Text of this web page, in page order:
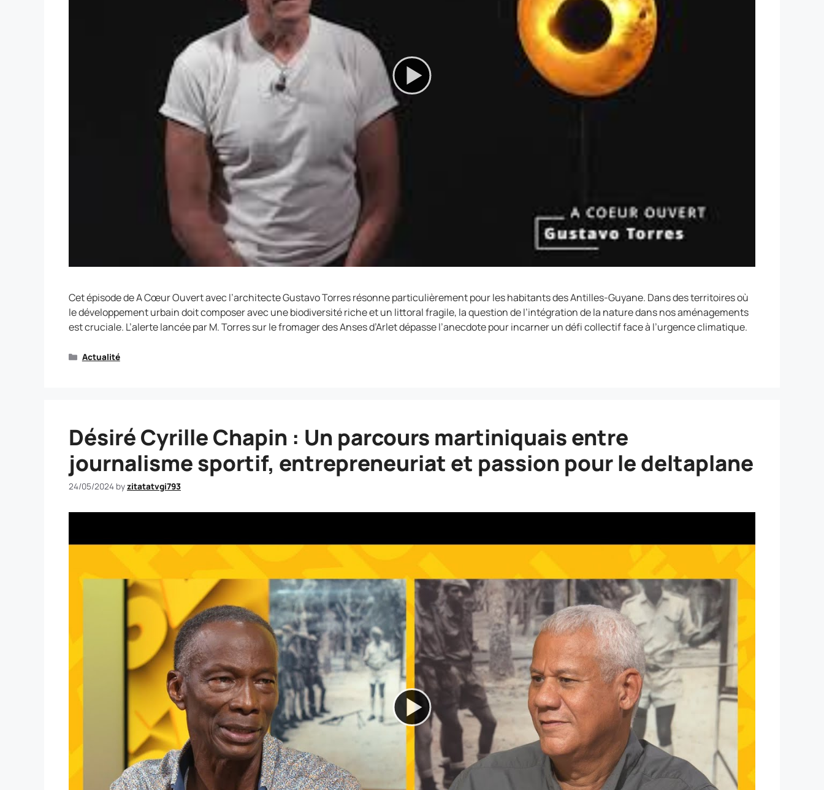
Cet épisode de A Cœur Ouvert avec l’architecte Gustavo Torres résonne particulièrement pour les habitants des Antilles-Guyane. Dans des territoires où
le développement urbain doit composer avec une biodiversité riche et un littoral fragile, la question de l’intégration de la nature dans nos aménagements
est cruciale. L’alerte lancée par M. Torres sur le fromager des Anses d’Arlet dépasse l’anecdote pour incarner un défi collectif face à l’urgence climatique.
Actualité
Désiré Cyrille Chapin : Un parcours martiniquais entre
journalisme sportif, entrepreneuriat et passion pour le deltaplane
24/05/2024 byzitatatvgi793